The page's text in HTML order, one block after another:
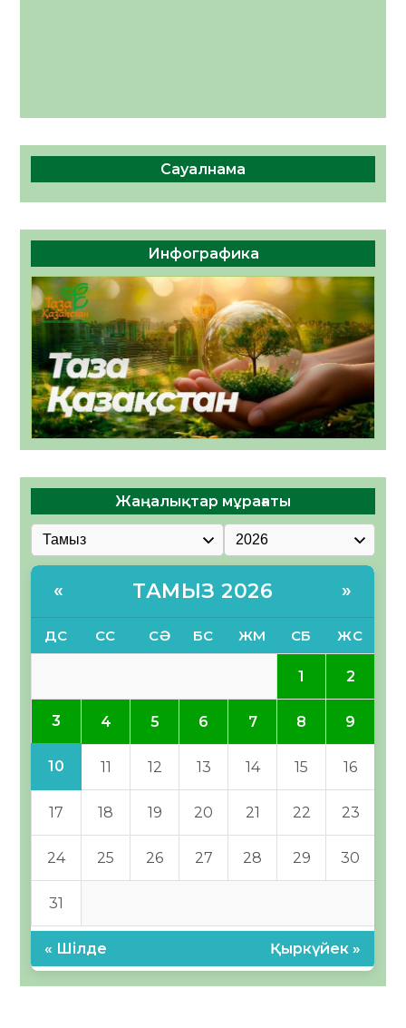
Сауалнама
Инфографика
Жаңалықтар мұрағаты
« ТАМЫЗ 2026 »
ДС СС СӘ БС ЖМ СБ ЖС
1 2
3 4 5 6 7 8 9
10 11 12 13 14 15 16
17 18 19 20 21 22 23
24 25 26 27 28 29 30
31
« Шілде Қыркүйек »